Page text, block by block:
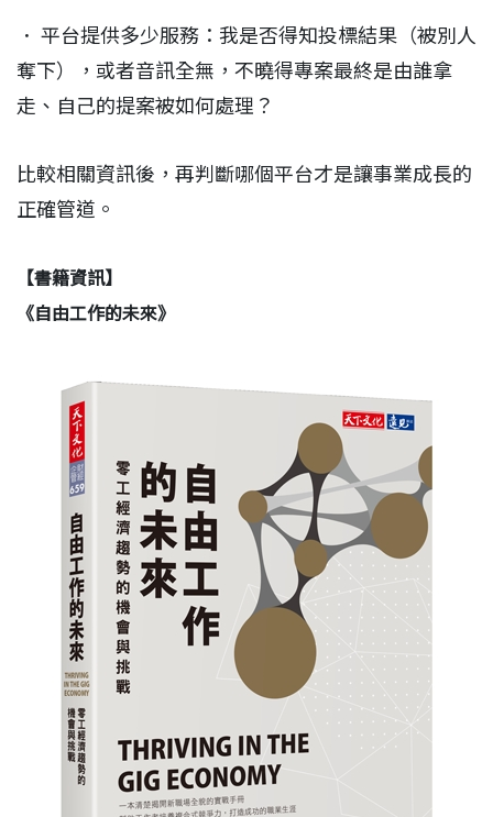
． 平台提供多少服務：我是否得知投標結果（被別人
奪下），或者音訊全無，不曉得專案最終是由誰拿
走、自己的提案被如何處理？
比較相關資訊後，再判斷哪個平台才是讓事業成長的
正確管道。
【書籍資訊】
《自由工作的未來》